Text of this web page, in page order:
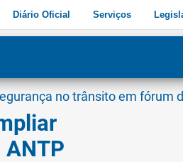
Diário Oficial Serviços
no trânsito em fórum